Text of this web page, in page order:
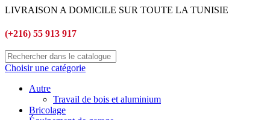
LIVRAISON A DOMICILE SUR TOUTE LA TUNISIE
(+216) 55 913 917
Choisir une catégorie
Autre
Travail de bois et aluminium
Bricolage